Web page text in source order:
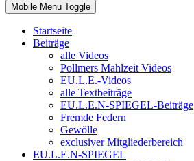
Mobile Menu Toggle
Startseite
Beiträge
alle Videos
Pollmers Mahlzeit Videos
EU.L.E.-Videos
alle Textbeiträge
EU.L.E.N-SPIEGEL-Beiträge
Fremde Federn
Gewölle
exclusiver Mitgliederbereich
EU.L.E.N-SPIEGEL